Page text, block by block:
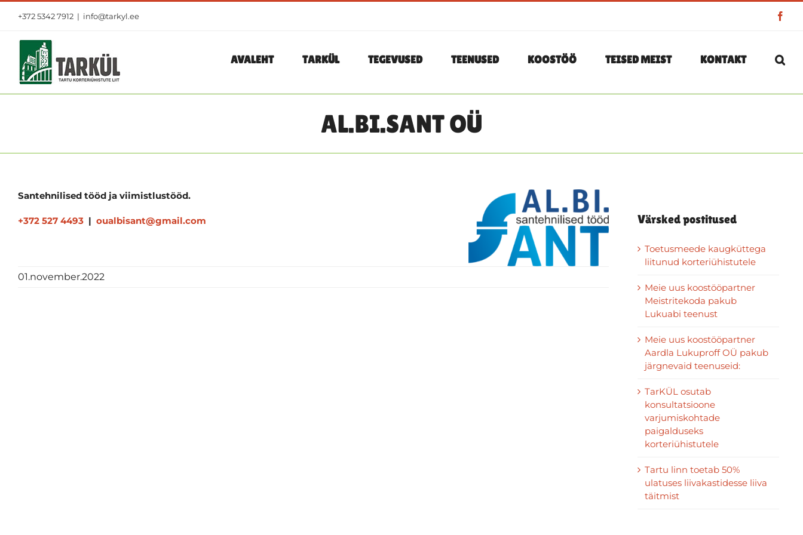
Skip
+372 5342 7912 | info@tarkyl.ee
AVALEHT TARKÜL TEGEVUSED TEENUSED KOOSTÖÖ TEISED MEIST KONTAKT
AL.BI.SANT OÜ
Santehnilised tööd ja viimistlustööd.
+372 527 4493 | oualbisant@gmail.com
01.november.2022
Värsked postitused
Toetusmeede kaugküttega
liitunud korteriühistutele
Meie uus koostööpartner
Meistritekoda pakub
Lukuabi teenust
Meie uus koostööpartner
Aardla Lukuproff OÜ pakub
järgnevaid teenuseid:
TarKÜL osutab
konsultatsioone
varjumiskohtade
paigalduseks
korteriühistutele
Tartu linn toetab 50%
ulatuses liivakastidesse liiva
täitmist